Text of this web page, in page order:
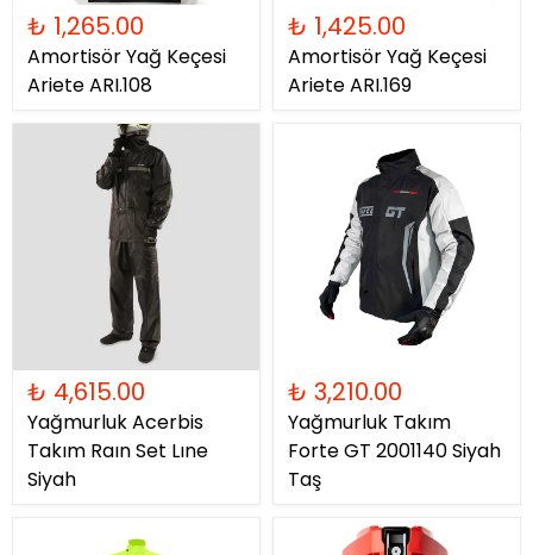
₺ 1,265.00
Amortisör Yağ Keçesi
Ariete ARI.108
₺ 1,425.00
Amortisör Yağ Keçesi
Ariete ARI.169
₺ 4,615.00
Yağmurluk Acerbis
Takım Raın Set Lıne
Siyah
₺ 3,210.00
Yağmurluk Takım
Forte GT 2001140 Siyah
Taş